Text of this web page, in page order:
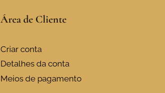
The
may
be
chosen
Área de Cliente
Criar conta
Detalhes da conta
Meios de pagamento